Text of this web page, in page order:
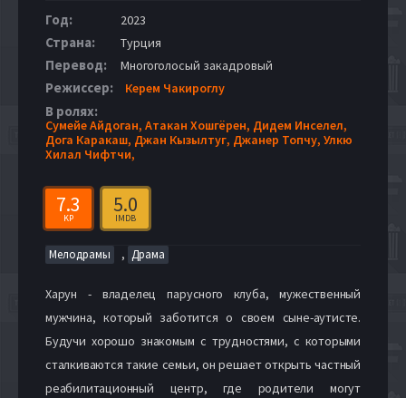
Год: 2023
Страна: Турция
Перевод: Многоголосый закадровый
Режиссер: Керем Чакироглу
В ролях:
Сумейе Айдоган, Атакан Хошгёрен, Дидем Инселел,
Дога Каракаш, Джан Кызылтуг, Джанер Топчу, Улкю
Хилал Чифтчи,
7.3
KP
5.0
IMDB
Мелодрамы , Драма
Харун - владелец парусного клуба, мужественный
мужчина, который заботится о своем сыне-аутисте.
Будучи хорошо знакомым с трудностями, с которыми
сталкиваются такие семьи, он решает открыть частный
реабилитационный центр, где родители могут